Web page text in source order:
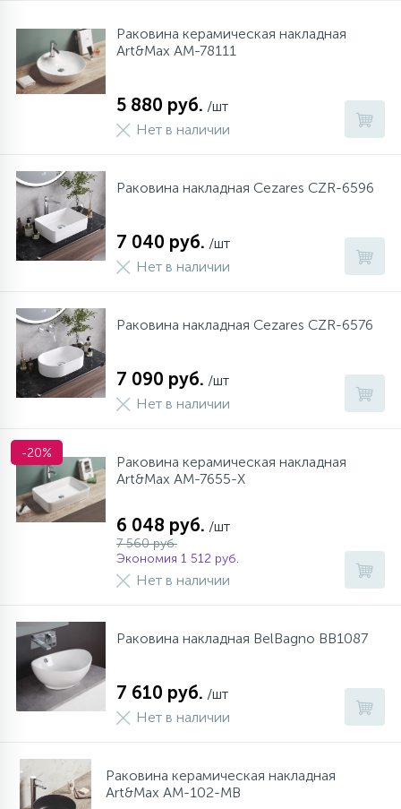
Оплата
Гарантия
Возврат товара
Контакты
Душевые кабины
Комплектующие
Комплектующие
Гигиенические души
На борт ванны
Ручные души
Верхние души
Дополнительные аксессуары
Душевые стойки
Душевые гарнитуры
Душевые системы
Стаканы для ванной
Щетки для унитаза
Раковина керамическая накладная
Art&Max AM-78111
5 880 руб. /шт
Нет в наличии
Раковина накладная Cezares CZR-6596
7 040 руб. /шт
Нет в наличии
Раковина накладная Cezares CZR-6576
7 090 руб. /шт
Нет в наличии
-20%
Раковина керамическая накладная
Art&Max AM-7655-X
6 048 руб. /шт
7 560 руб.
Экономия 1 512 руб.
Нет в наличии
Раковина накладная BelBagno BB1087
7 610 руб. /шт
Нет в наличии
Раковина керамическая накладная
Art&Max AM-102-MB